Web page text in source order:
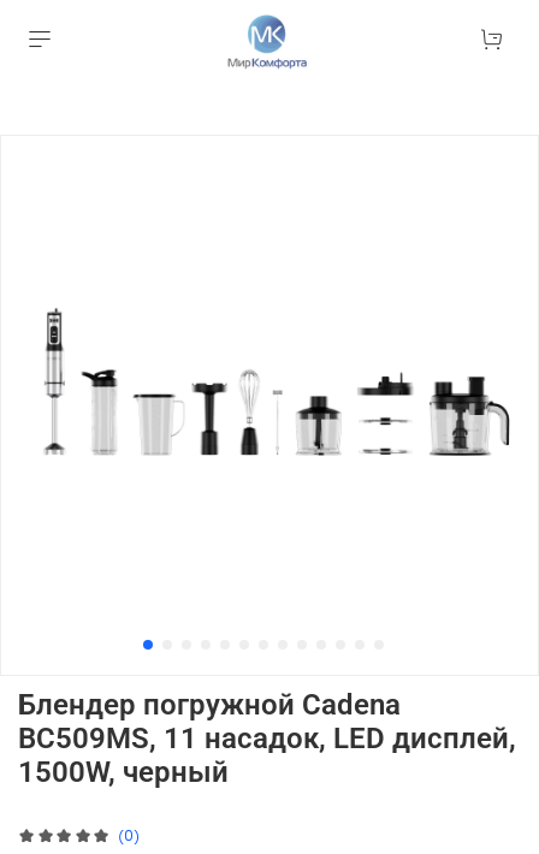
(0)
Блендер погружной Cadena
BC509MS, 11 насадок, LED дисплей,
1500W, черный